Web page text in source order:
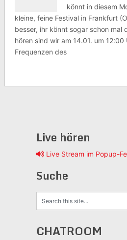
könnt in diesem
kleine, feine Festival in Frankfurt
besser, ihr könnt sogar schon mal
hören sind wir am 14.01. um 12:00
Frequenzen des
Live hören
Live Stream im Popup-
Suche
CHATROOM